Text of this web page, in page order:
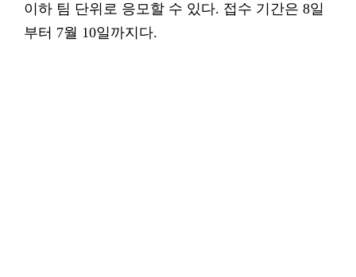
이하 팀 단위로 응모할 수 있다. 접수 기간은 8일
부터 7월 10일까지다.